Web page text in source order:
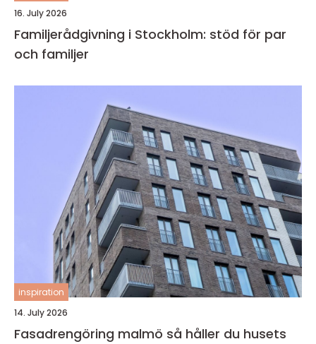
16. July 2026
Familjerådgivning i Stockholm: stöd för par
och familjer
inspiration
14. July 2026
Fasadrengöring malmö så håller du husets